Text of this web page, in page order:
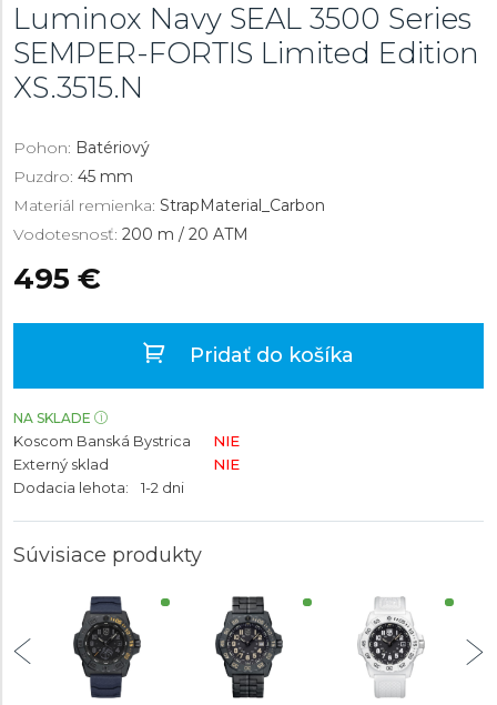
Luminox Navy SEAL 3500 Series
SEMPER-FORTIS Limited Edition
XS.3515.N
Pohon: Batériový
Puzdro: 45 mm
Materiál remienka: StrapMaterial_Carbon
Vodotesnosť: 200 m / 20 ATM
495 €
Pridať do košíka
NA SKLADE
Koscom Banská Bystrica
NIE
Externý sklad
NIE
Dodacia lehota:
1-2 dni
Súvisiace produkty